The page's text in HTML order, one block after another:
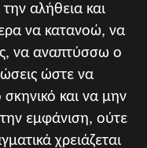
αλήθεια και
να κατανοώ, να
να αναπτύσσω ο
ώστε να
και να μην
εμφάνιση, ούτε
χρειάζεται